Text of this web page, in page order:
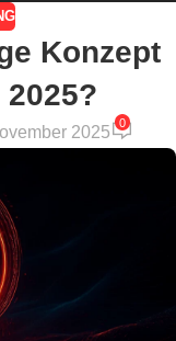
Konzept
2025
0